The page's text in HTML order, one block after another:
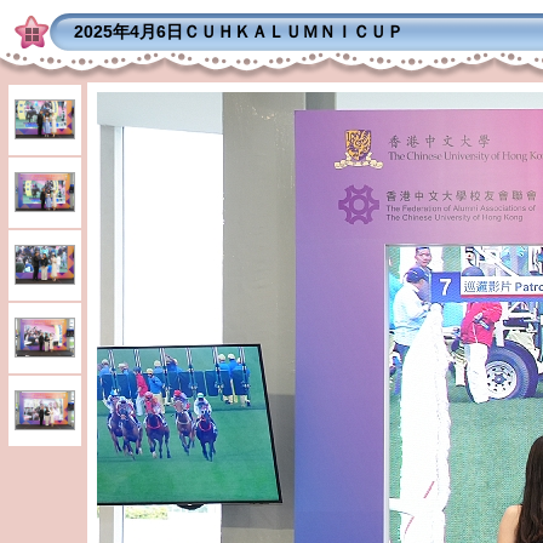
2025年4月6日ＣＵＨＫＡＬＵＭＮＩＣＵＰ